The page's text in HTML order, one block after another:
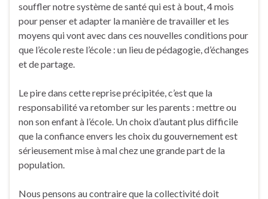
souffler notre système de santé qui est à bout, 4 mois
pour penser et adapter la manière de travailler et les
moyens qui vont avec dans ces nouvelles conditions pour
que l’école reste l’école : un lieu de pédagogie, d’échanges
et de partage.
Le pire dans cette reprise précipitée, c’est que la
responsabilité va retomber sur les parents : mettre ou
non son enfant à l’école. Un choix d’autant plus difficile
que la confiance envers les choix du gouvernement est
sérieusement mise à mal chez une grande part de la
population.
Nous pensons au contraire que la collectivité doit